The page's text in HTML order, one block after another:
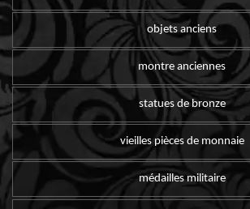
objets anciens
montre anciennes
statues de bronze
vieilles pièces de monnaie
médailles militaire